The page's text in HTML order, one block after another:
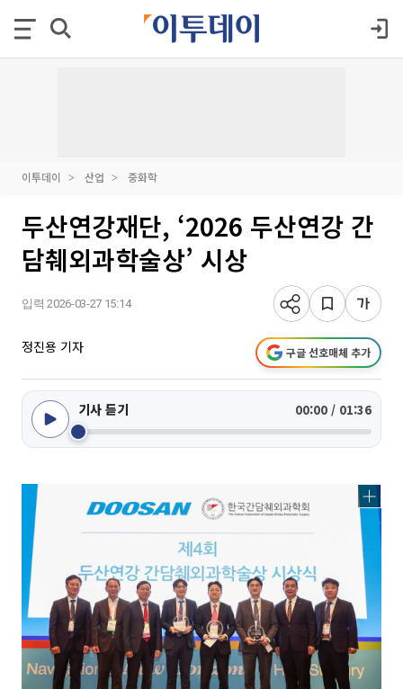
이투데이 산업 중화학
두산연강재단, ‘2026 두산연강 간
담췌외과학술상’ 시상
입력 2026-03-27 15:14
정진용 기자 구글 선호매체 추가
기사 듣기 00:00 / 01:36